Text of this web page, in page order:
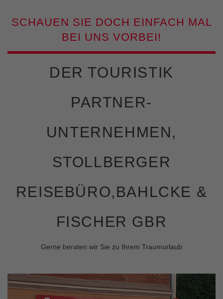
SCHAUEN SIE DOCH EINFACH MAL
BEI UNS VORBEI!
DER TOURISTIK
PARTNER-
UNTERNEHMEN,
STOLLBERGER
REISEBÜRO,BAHLCKE &
FISCHER GBR
Gerne beraten wir Sie zu Ihrem Traumurlaub